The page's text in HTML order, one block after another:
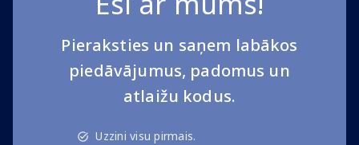
Pieraksties un saņem labākos
piedāvājumus, padomus un
atlaižu kodus.
Uzzini visu pirmais.